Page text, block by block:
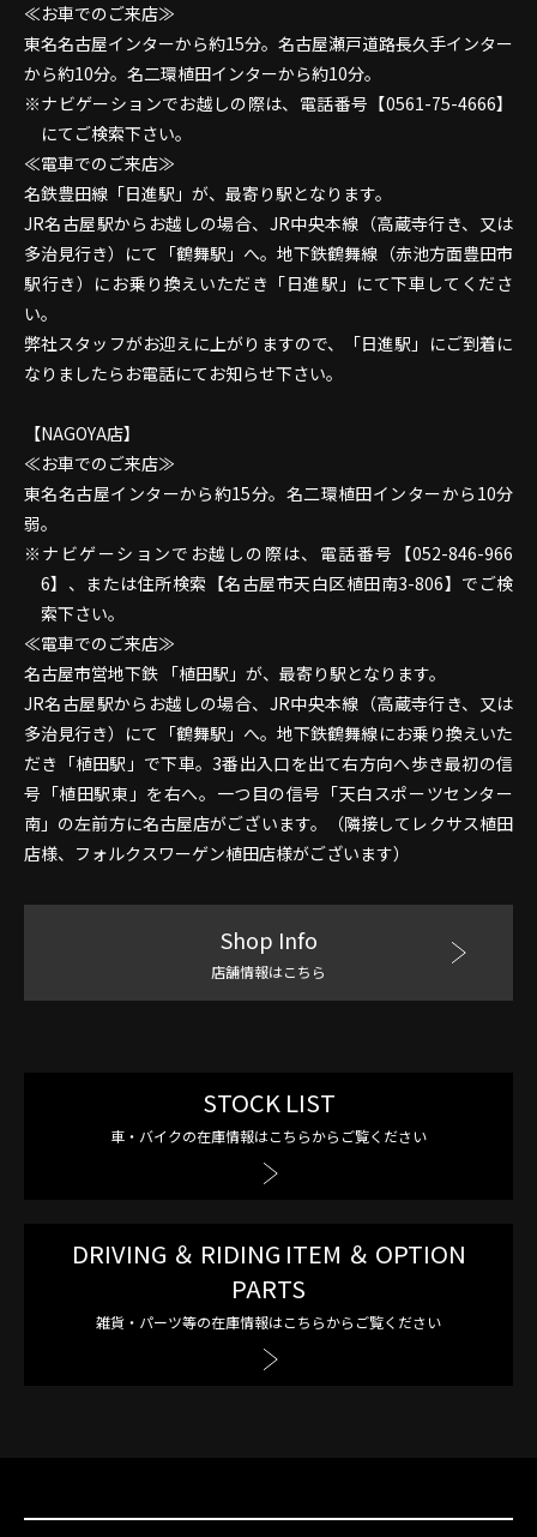
≪お車でのご来店≫
東名名古屋インターから約15分。名古屋瀬戸道路長久手インター
から約10分。名二環植田インターから約10分。
ナビゲーションでお越しの際は、電話番号【0561-75-4666】
にてご検索下さい。
≪電車でのご来店≫
名鉄豊田線「日進駅」が、最寄り駅となります。
JR名古屋駅からお越しの場合、JR中央本線（高蔵寺行き、又は
多治見行き）にて「鶴舞駅」へ。地下鉄鶴舞線（赤池方面豊田市
駅行き）にお乗り換えいただき「日進駅」にて下車してくださ
い。
弊社スタッフがお迎えに上がりますので、「日進駅」にご到着に
なりましたらお電話にてお知らせ下さい。
【NAGOYA店】
≪お車でのご来店≫
東名名古屋インターから約15分。名二環植田インターから10分
弱。
ナビゲーションでお越しの際は、電話番号【052-846-966
6】、または住所検索【名古屋市天白区植田南3-806】でご検
索下さい。
≪電車でのご来店≫
名古屋市営地下鉄 「植田駅」が、最寄り駅となります。
JR名古屋駅からお越しの場合、JR中央本線（高蔵寺行き、又は
多治見行き）にて「鶴舞駅」へ。地下鉄鶴舞線にお乗り換えいた
だき「植田駅」で下車。3番出入口を出て右方向へ歩き最初の信
号「植田駅東」を右へ。一つ目の信号「天白スポーツセンター
南」の左前方に名古屋店がございます。（隣接してレクサス植田
店様、フォルクスワーゲン植田店様がございます）
Shop Info
店舗情報はこちら
STOCK LIST
車・バイクの在庫情報はこちらからご覧ください
DRIVING ＆ RIDING ITEM ＆ OPTION
PARTS
雑貨・パーツ等の在庫情報はこちらからご覧ください